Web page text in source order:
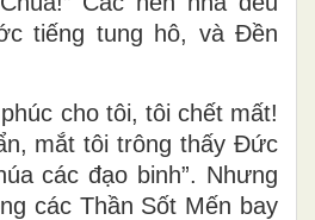
tiếng tung hô, và Ðền
cho tôi, tôi chết mất!
mắt tôi trông thấy Ðức
các đạo binh”. Nhưng
các Thần Sốt Mến bay